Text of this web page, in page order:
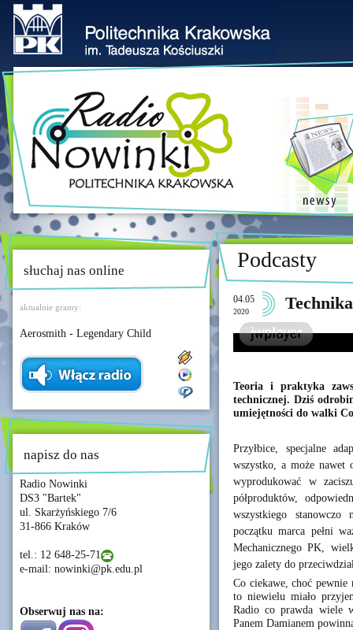
słuchaj nas online
aktualnie gramy:
Aerosmith - Legendary Child
napisz do nas
Radio Nowinki
DS3 "Bartek"
ul. Skarżyńskiego 7/6
31-866 Kraków
tel.: 12 648-25-71
e-mail: nowinki@pk.edu.pl
Obserwuj nas na:
Podcasty
04.05
2020
Teoria i praktyka
technicznej. Dziś
umiejętności do walki
Przyłbice, specjalne
wszystko, a może nawet
wyprodukować w
półproduktów,
wszystkiego
początku marca pełni
Mechanicznego PK,
jego zalety do
Co ciekawe, choć pewnie
to niewielu miało
Radio co prawda wiele
Panem Damianem